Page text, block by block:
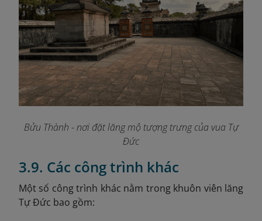
Bửu Thành - nơi đặt lăng mộ tượng trưng của vua Tự
Đức
3.9. Các công trình khác
Một số công trình khác nằm trong khuôn viên lăng
Tự Đức bao gồm: